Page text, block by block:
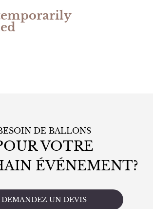
DE BALLONS
VOTRE
ÉVÉNEMENT?
DEMANDEZ UN DEVIS